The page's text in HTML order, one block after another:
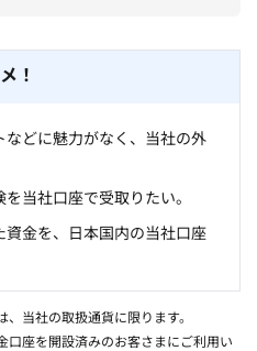
！
どに魅力がなく、当社の外
当社口座で受取りたい。
金を、日本国内の当社口座
当社の取扱通貨に限ります。
座を開設済みのお客さまにご利用い